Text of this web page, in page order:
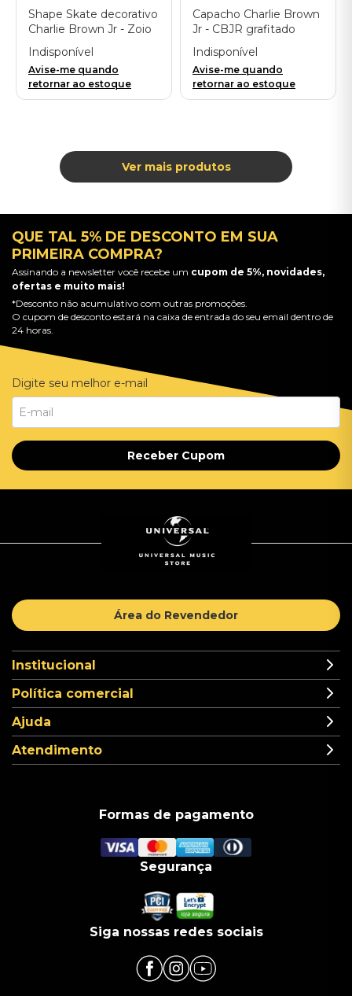
Shape Skate decorativo
Charlie Brown Jr - Zoio
de Lula
Indisponível
Avise-me quando
retornar ao estoque
Capacho Charlie Brown
Jr - CBJR grafitado
Indisponível
Avise-me quando
retornar ao estoque
QUE TAL 5% DE DESCONTO EM SUA
PRIMEIRA COMPRA?
Assinando a newsletter você recebe um cupom de 5%, novidades,
ofertas e muito mais!
*Desconto não acumulativo com outras promoções.
O cupom de desconto estará na caixa de entrada do seu email dentro de
24 horas.
Digite seu melhor e-mail
Receber Cupom
Área do Revendedor
Institucional
Política comercial
Ajuda
Atendimento
Formas de pagamento
Segurança
Siga nossas redes sociais